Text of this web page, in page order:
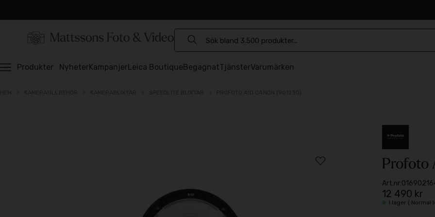
Produkter NyheterKampanjerLeica BoutiqueBegagnatTjänsterVarumärken
Profoto
Art.nr:
12 490 kr
I lager ( Normal